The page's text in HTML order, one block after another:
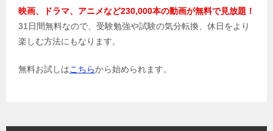
映画、ドラマ、アニメなど230,000本の動画が無料で見放題！
31日間無料なので、受験勉強や試験の気分転換、休日をより
楽しむ方法にもなります。
無料お試しはこちらから始められます。